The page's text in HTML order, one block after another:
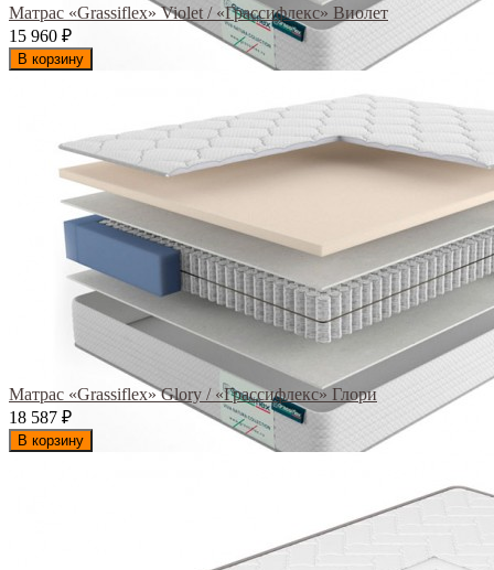
Матрас «Grassiflex» Violet / «Грассифлекс» Виолет
15 960 ₽
В корзину
Матрас «Grassiflex» Glory / «Грассифлекс» Глори
18 587 ₽
В корзину